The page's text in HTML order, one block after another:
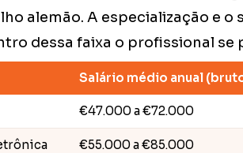
alemão. A especialização e o
dessa faixa o profissional se
Salário médio anual
€47.000 a €72.000
€55.000 a €85.000